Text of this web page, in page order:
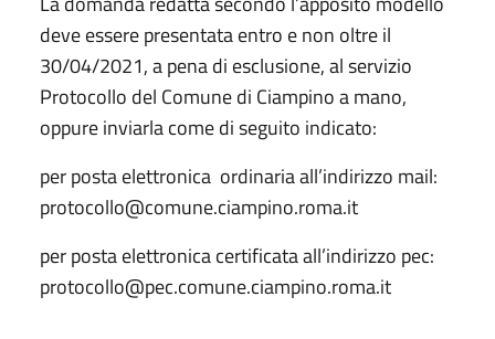
deve essere presentata entro e non oltre il
30/04/2021, a pena di esclusione, al servizio
Protocollo del Comune di Ciampino a mano,
oppure inviarla come di seguito indicato:
per posta elettronica ordinaria all’indirizzo mail:
protocollo@comune.ciampino.roma.it
per posta elettronica certificata all’indirizzo pec:
protocollo@pec.comune.ciampino.roma.it